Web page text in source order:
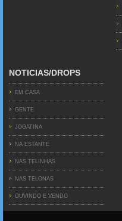
NOTICIAS/DROPS
EM CASA
GENTE
JOGATINA
NA ESTANTE
NAS TELINHAS
NAS TELONAS
OUVINDO E VENDO